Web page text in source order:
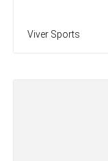
Viver Sports